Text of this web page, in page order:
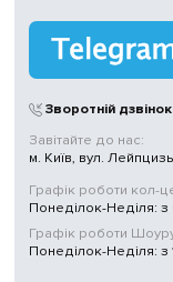
Зворотній дзвінок
Завітайте до нас:
м. Київ, вул.
Графік роботи кол-
Понеділок-Неділя:
Графік роботи
Понеділок-Неділя: з